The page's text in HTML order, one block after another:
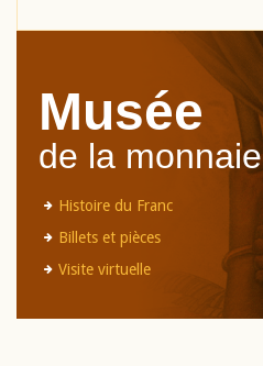
Musée
de la monnaie
Histoire du Franc
Billets et pièces
Visite virtuelle